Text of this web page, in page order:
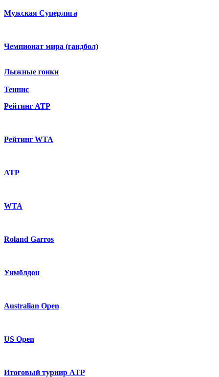
Мужская Суперлига
Чемпионат мира (гандбол)
Лыжные гонки
Теннис
Рейтинг ATP
Рейтинг WTA
ATP
WTA
Roland Garros
Уимблдон
Australian Open
US Open
Итоговый турнир ATP